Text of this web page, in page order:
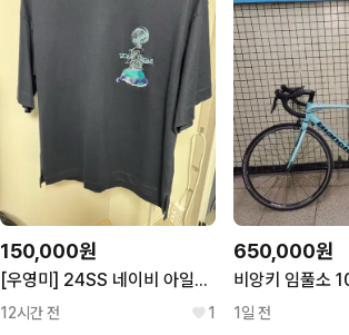
150,000원
[우영미] 24SS 네이비 아일랜드 그래픽 티셔츠 [44]
12시간 전 1
650,000원
1일 전